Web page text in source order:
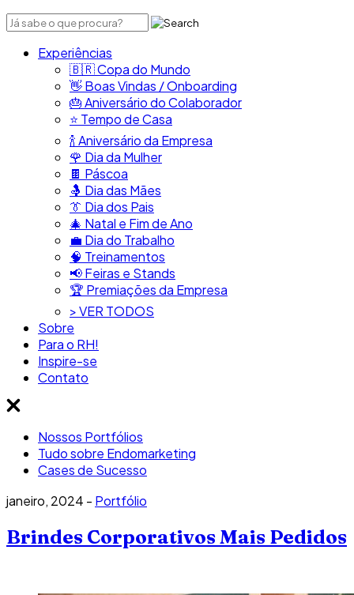
Experiências
🇧🇷​ Copa do Mundo
👋​ Boas Vindas / Onboarding
🎂​ Aniversário do Colaborador
⭐​ Tempo de Casa
​🍾​ Aniversário da Empresa
🌹 Dia da Mulher
🍫​ Páscoa
🤱 Dia das Mães
👔​ Dia dos Pais
🎄 Natal e Fim de Ano
💼​ Dia do Trabalho
🧠​ Treinamentos
📢​ Feiras e Stands
🏆 Premiações da Empresa
> VER TODOS
Sobre
Para o RH!
Inspire-se
Contato
Nossos Portfólios
Tudo sobre Endomarketing
Cases de Sucesso
janeiro, 2024 - Portfólio
Brindes Corporativos Mais Pedidos